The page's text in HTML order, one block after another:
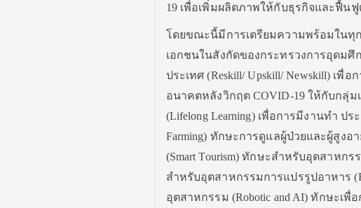
19 เพื่อเพิ่มผลิตภาพให้กับธุรกิจและฟื้นฟู
โดยขณะนี้มีการเตรียมความพร้อมในทุ
เอกชนในสังกัดของกระทรวงการอุดม
ประเทศ (Reskill/ Upskill/ Newskill) เ
อนาคตหลังวิกฤต COVID-19 ให้กับกลุ่
(Lifelong Learning) เพื่อการมีงานทำ
Farming) ทักษะการดูแลผู้ป่วยและผู้สูงอ
(Smart Tourism) ทักษะสำหรับอุตสาหก
สำหรับอุตสาหกรรมการแปรรูปอาหาร
อุตสาหกรรม (Robotic and AI) ทักษะเพื่